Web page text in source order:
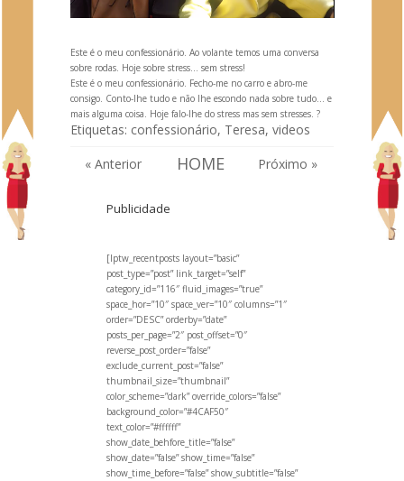
Este é o meu confessionário. Ao volante temos uma conversa
sobre rodas. Hoje sobre stress… sem stress!
Este é o meu confessionário. Fecho-me no carro e abro-me
consigo. Conto-lhe tudo e não lhe escondo nada sobre tudo… e
mais alguma coisa. Hoje falo-lhe do stress mas sem stresses. ?
Etiquetas: confessionário, Teresa, videos
« Anterior
HOME Próximo »
Publicidade
[lptw_recentposts layout=”basic”
post_type=”post” link_target=”self”
category_id=”116″ fluid_images=”true”
space_hor=”10″ space_ver=”10″ columns=”1″
order=”DESC” orderby=”date”
posts_per_page=”2″ post_offset=”0″
reverse_post_order=”false”
exclude_current_post=”false”
thumbnail_size=”thumbnail”
color_scheme=”dark” override_colors=”false”
background_color=”#4CAF50″
text_color=”#ffffff”
show_date_behfore_title=”false”
show_date=”false” show_time=”false”
show_time_before=”false” show_subtitle=”false”